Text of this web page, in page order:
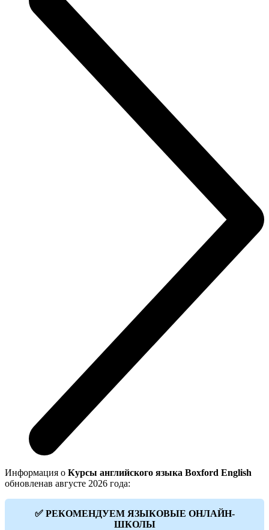
Информация о Курсы английского языка Boxford English
обновленав августе 2026 года:
✅ РЕКОМЕНДУЕМ ЯЗЫКОВЫЕ ОНЛАЙН-
ШКОЛЫ